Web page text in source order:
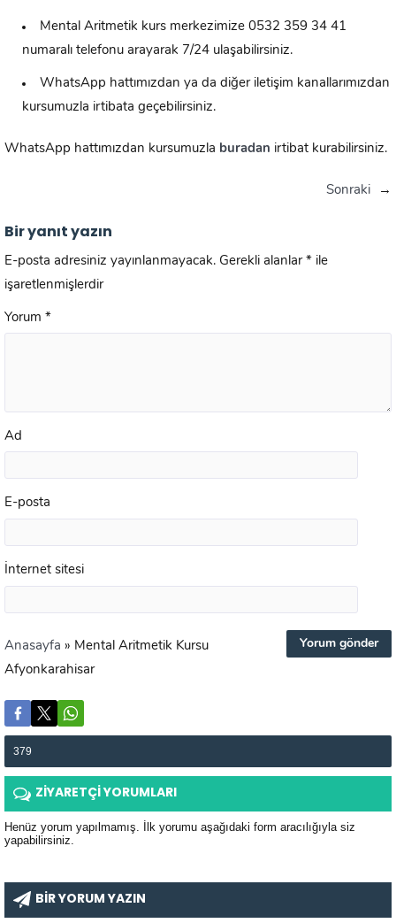
Mental Aritmetik kurs merkezimize 0532 359 34 41
numaralı telefonu arayarak 7/24 ulaşabilirsiniz.
WhatsApp hattımızdan ya da diğer iletişim kanallarımızdan
kursumuzla irtibata geçebilirsiniz.
WhatsApp hattımızdan kursumuzla buradan irtibat kurabilirsiniz.
Sonraki →
Bir yanıt yazın
E-posta adresiniz yayınlanmayacak. Gerekli alanlar * ile
işaretlenmişlerdir
Yorum *
Ad
E-posta
İnternet sitesi
Anasayfa » Mental Aritmetik Kursu
Afyonkarahisar
379
ZİYARETÇİ YORUMLARI
Henüz yorum yapılmamış. İlk yorumu aşağıdaki form aracılığıyla siz
yapabilirsiniz.
BİR YORUM YAZIN